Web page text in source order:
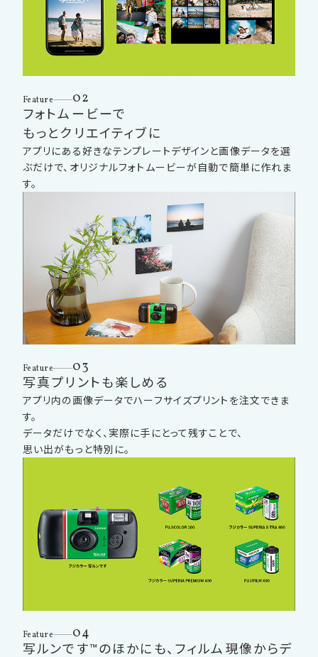
Feature 02
フォトムービーで
もっとクリエイティブに
アプリにある好きなテンプレートデザインと画像データを選
ぶだけで、オリジナルフォトムービーが自動で簡単に作れま
す。
Feature 03
写真プリントも楽しめる
アプリ内の画像データでハーフサイズプリントを注文できま
す。
データだけでなく、実際に手にとって残すことで、
思い出がもっと特別に。
Feature 04
写ルンです™のほかにも、フィルム現像からデ